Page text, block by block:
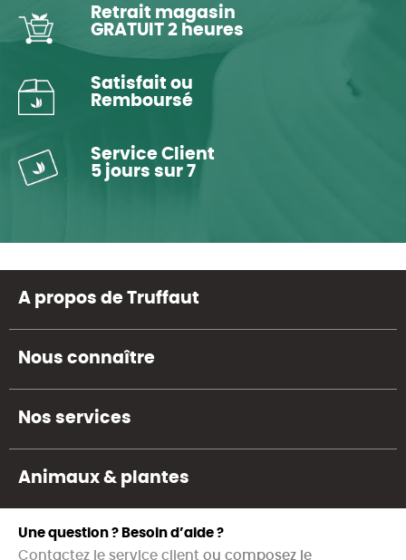
Retrait magasin
GRATUIT 2 heures
Satisfait ou
Remboursé
Service Client
5 jours sur 7
A propos de Truffaut
Nous connaître
Nos services
Animaux & plantes
Une question ? Besoin d’aide ?
Contactez le service client ou composez le